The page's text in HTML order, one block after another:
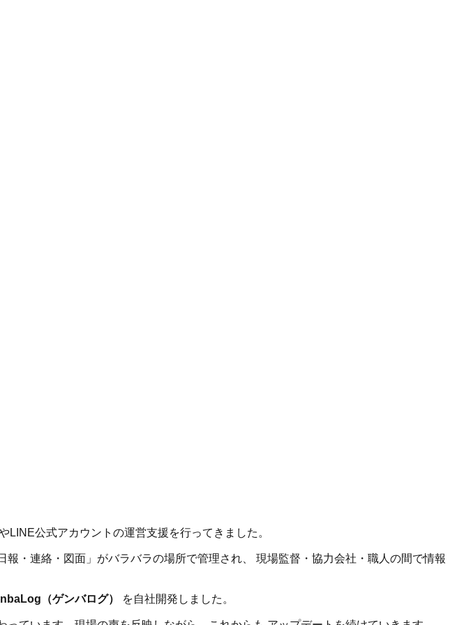
公式アカウントの運営支援を行ってきました。
・連絡・図面」がバラバラの場所で管理され、 現場監督・協力会社・職人の間で情報
（ゲンバログ） を自社開発しました。